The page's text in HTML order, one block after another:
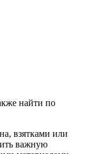
найти по
взятками или
важную